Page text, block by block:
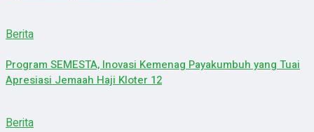
Berita
Program SEMESTA, Inovasi Kemenag Payakumbuh yang Tuai
Apresiasi Jemaah Haji Kloter 12
Berita